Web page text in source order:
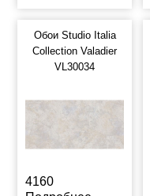
Обои Studio Italia
Collection Valadier
VL30034
4160